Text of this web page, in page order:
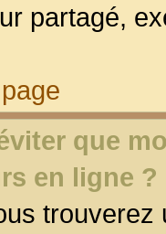
partagé,
que
en ligne ?